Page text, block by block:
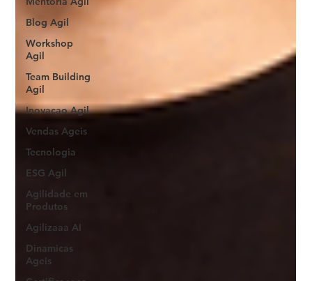
Blog Agil
Workshop
Agil
Team Building
Agil
Inovacao Agil
Vendas Ageis
Tecnologia
ESG Agil
Agilidade em
Produtos
Agilizaaa AI
Dinamicas
Ageis